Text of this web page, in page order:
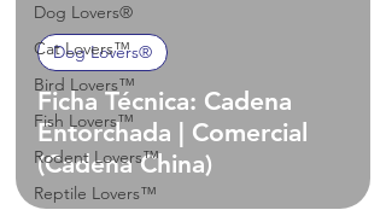
Dog Lovers®
Cat Lovers™
Bird Lovers™
Fish Lovers™
Rodent Lovers™
Reptile Lovers™
Ficha Técnica: Cadena
Entorchada | Comercial
(Cadena China)
Dog Lovers®